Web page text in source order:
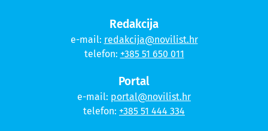
Redakcija
e-mail: redakcija@novilist.hr
telefon: +385 51 650 011
Portal
e-mail: portal@novilist.hr
telefon: +385 51 444 334